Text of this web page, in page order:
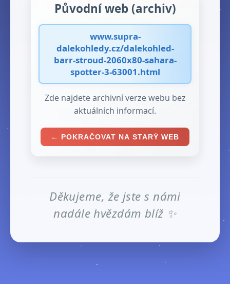
Původní web (archiv)
www.supra-
dalekohledy.cz/dalekohled-
barr-stroud-2060x80-sahara-
spotter-3-63001.html
Zde najdete archivní verze webu bez
aktuálních informací.
← POKRAČOVAT NA STARÝ WEB
Děkujeme, že jste s námi
nadále hvězdám blíž ✨